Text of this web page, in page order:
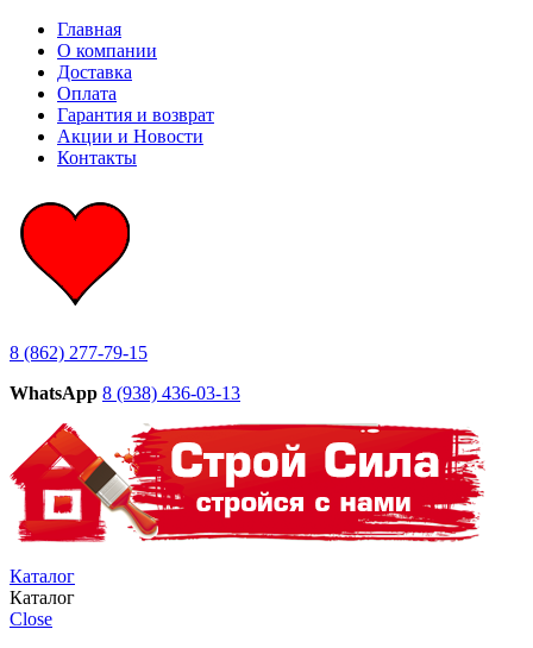
Главная
О компании
Доставка
Оплата
Гарантия и возврат
Акции и Новости
Контакты
8 (862) 277-79-15
WhatsApp 8 (938) 436-03-13
Каталог
Каталог
Close